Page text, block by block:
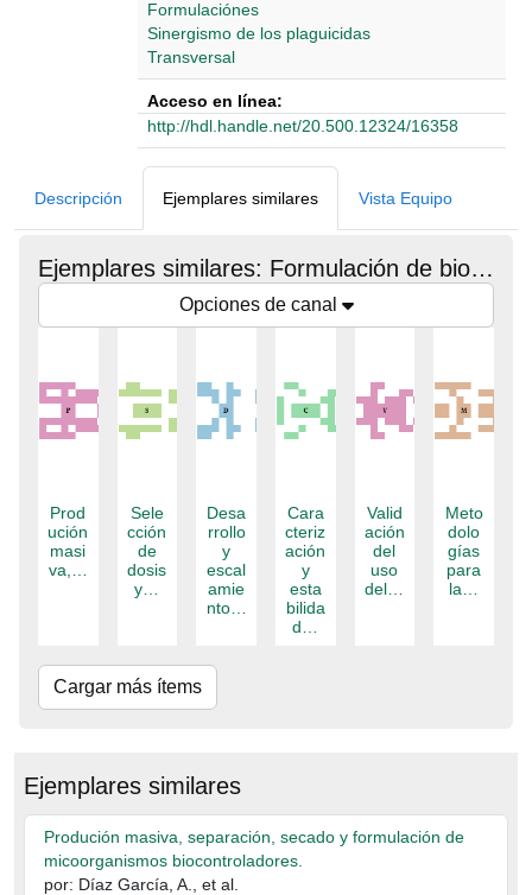
Formulaciónes
Sinergismo de los plaguicidas
Transversal
Acceso en línea:
http://hdl.handle.net/20.500.12324/16358
Descripción Ejemplares similares Vista Equipo
Ejemplares similares: Formulación de bioplaguicidas.
Opciones de canal
Prod
ución
masi
va,…
Sele
cción
de
dosis
y…
Desa
rrollo
y
escal
amie
nto…
Cara
cteriz
ación
y
esta
bilida
d…
Valid
ación
del
uso
del…
Meto
dolo
gías
para
la…
Cargar más ítems
Ejemplares similares
Produción masiva, separación, secado y formulación de
micoorganismos biocontroladores.
por: Díaz García, A., et al.